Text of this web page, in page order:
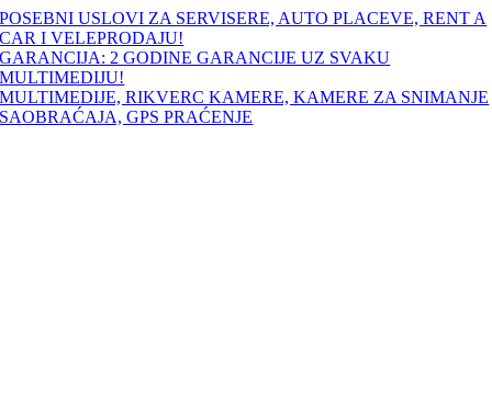
Skip
to
content
POSEBNI USLOVI ZA SERVISERE, AUTO PLACEVE, RENT A
CAR I VELEPRODAJU!
GARANCIJA: 2 GODINE GARANCIJE UZ SVAKU
MULTIMEDIJU!
MULTIMEDIJE, RIKVERC KAMERE, KAMERE ZA SNIMANJE
SAOBRAĆAJA, GPS PRAĆENJE